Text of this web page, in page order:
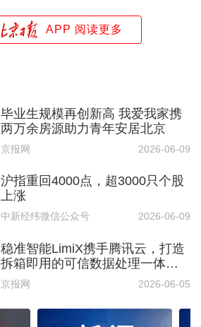
APP 阅读更多
毕业生规模再创新高 我爱我家携
两万余房源助力青年安居北京
京报网 2026-06-09
沪指重回4000点，超3000只个股
上涨
中新经纬微信公众号 2026-06-09
稳准智能LimiX携手腾讯云，打造
拆箱即用的可信数据处理一体化
服务
京报网 2026-06-05